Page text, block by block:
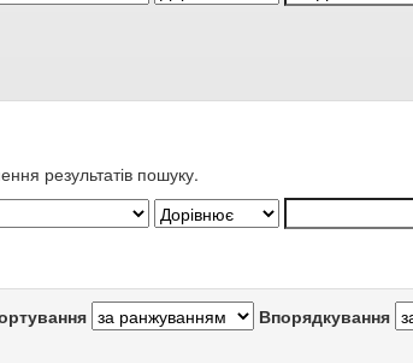
результатів пошуку.
Впорядкування